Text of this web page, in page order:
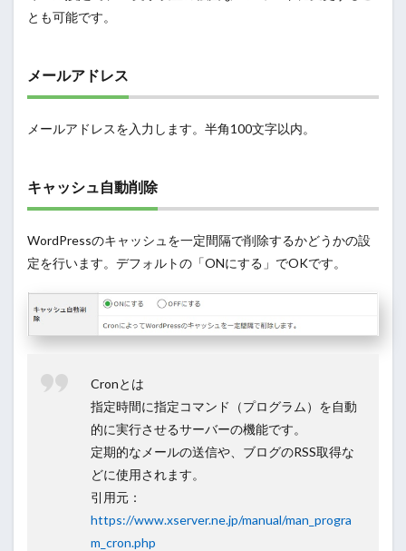
とも可能です。
メールアドレス
メールアドレスを入力します。半角100文字以内。
キャッシュ自動削除
WordPressのキャッシュを一定間隔で削除するかどうかの設
定を行います。デフォルトの「ONにする」でOKです。
Cronとは
指定時間に指定コマンド（プログラム）を自動
的に実行させるサーバーの機能です。
定期的なメールの送信や、ブログのRSS取得な
どに使用されます。
引用元：
https://www.xserver.ne.jp/manual/man_progra
m_cron.php